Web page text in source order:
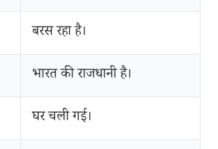
बरस रहा है।
भारत की राजधानी है।
घर चली गई।